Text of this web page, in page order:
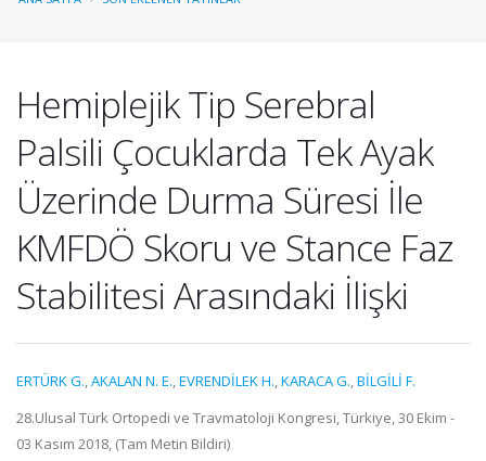
Hemiplejik Tip Serebral
Palsili Çocuklarda Tek Ayak
Üzerinde Durma Süresi İle
KMFDÖ Skoru ve Stance Faz
Stabilitesi Arasındaki İlişki
ERTÜRK G.,AKALAN N. E.,EVRENDİLEK H.,KARACA G.,BİLGİLİ F.
28.Ulusal Türk Ortopedi ve Travmatoloji Kongresi, Türkiye, 30 Ekim -
03 Kasım 2018, (Tam Metin Bildiri)